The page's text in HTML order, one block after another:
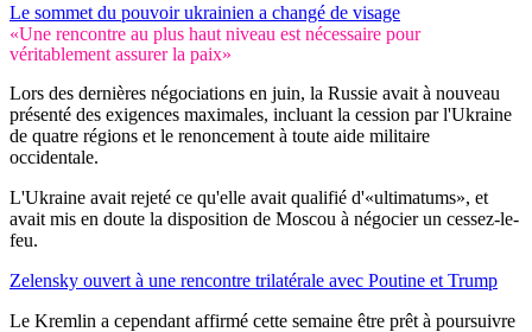
Le sommet du pouvoir ukrainien a changé de visage
«Une rencontre au plus haut niveau est nécessaire pour
véritablement assurer la paix»
Lors des dernières négociations en juin, la Russie avait à nouveau
présenté des exigences maximales, incluant la cession par l'Ukraine
de quatre régions et le renoncement à toute aide militaire
occidentale.
L'Ukraine avait rejeté ce qu'elle avait qualifié d'«ultimatums», et
avait mis en doute la disposition de Moscou à négocier un cessez-le-
feu.
Zelensky ouvert à une rencontre trilatérale avec Poutine et Trump
Le Kremlin a cependant affirmé cette semaine être prêt à poursuivre